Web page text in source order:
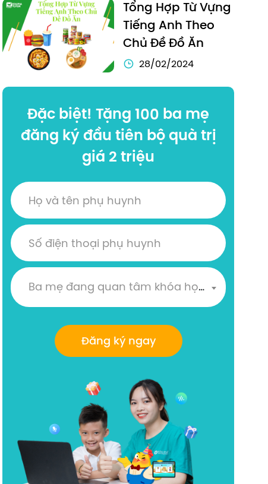
Tổng Hợp Từ Vựng
Tiếng Anh Theo
Chủ Đề Đồ Ăn
28/02/2024
Đặc biệt! Tặng 100 ba mẹ
đăng ký đầu tiên bộ quà trị
giá 2 triệu
Ba mẹ đang quan tâm khóa học nào?
Đăng ký ngay